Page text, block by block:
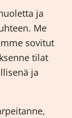
ja
Me
sovitut
tilat
ja